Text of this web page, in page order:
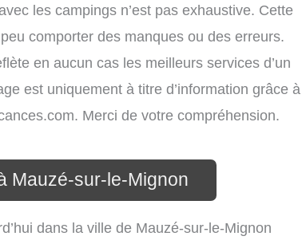
les campings n’est pas exhaustive. Cette
comporter des manques ou des erreurs.
en aucun cas les meilleurs services d’un
est uniquement à titre d’information grâce à
Merci de votre compréhension.
Mauzé-sur-le-Mignon
dans la ville de Mauzé-sur-le-Mignon